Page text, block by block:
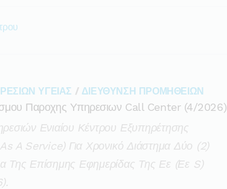
ΥΓΕΙΑΣ / ΔΙΕΥΘΥΝΣΗ ΠΡΟΜΗΘΕΙΩΝ
Παροχης Υπηρεσιων Call Center (4/2026)
Ενιαίου Κέντρου Εξυπηρέτησης
A Service) Για Χρονικό Διάστημα Δύο (2)
Της Επίσημης Εφημερίδας Της Εε (εε S)